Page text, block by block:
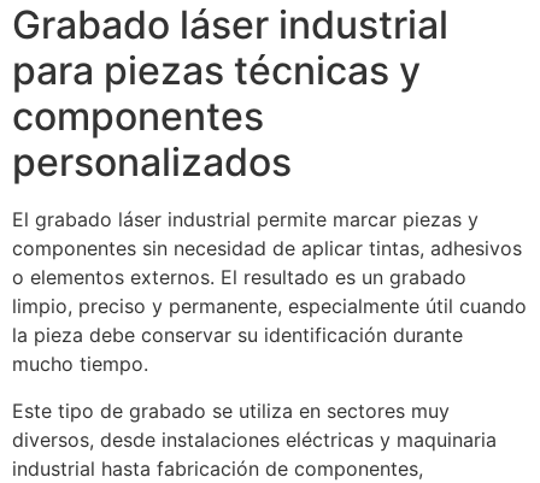
Grabado láser industrial
para piezas técnicas y
componentes
personalizados
El grabado láser industrial permite marcar piezas y
componentes sin necesidad de aplicar tintas, adhesivos
o elementos externos. El resultado es un grabado
limpio, preciso y permanente, especialmente útil cuando
la pieza debe conservar su identificación durante
mucho tiempo.
Este tipo de grabado se utiliza en sectores muy
diversos, desde instalaciones eléctricas y maquinaria
industrial hasta fabricación de componentes,